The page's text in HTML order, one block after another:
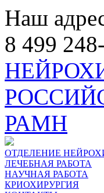
Наш
8 499
РАМН
ОТДЕЛЕНИЕ
ЛЕЧЕБНАЯ РАБОТА
НАУЧНАЯ РАБОТА
КРИОХИРУРГИЯ